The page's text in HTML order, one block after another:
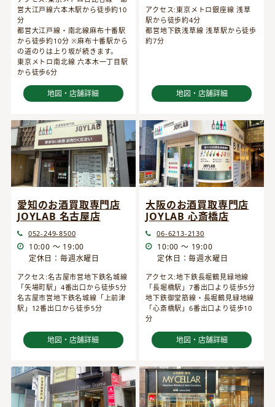
営大江戸線六本木駅から徒歩約10
分
都営大江戸線・南北線麻布十番駅
から徒歩約10分 ※麻布十番駅から
の道のりは上り坂が続きます。
東京メトロ南北線 六本木一丁目駅
から徒歩6分
地図・店舗詳細
アクセス:東京メトロ銀座線 浅草
駅から徒歩約4分
都営地下鉄浅草線 浅草駅から徒歩
約7分
地図・店舗詳細
愛知のお酒買取専門店
JOYLAB 名古屋店
052-249-8500
10:00 ～ 19:00
定休日：毎週水曜日
アクセス:名古屋市営地下鉄名城線
「矢場町駅」4番出口から徒歩5分
名古屋市営地下鉄名城線「上前津
駅」12番出口から徒歩5分
地図・店舗詳細
大阪のお酒買取専門店
JOYLAB 心斎橋店
06-6213-2130
10:00 ～ 19:00
定休日：毎週水曜日
アクセス:地下鉄長堀鶴見緑地線
「長堀橋駅」7番出口より徒歩5分
地下鉄御堂筋線・長堀鶴見緑地線
「心斎橋駅」6番出口より徒歩10
分
地図・店舗詳細